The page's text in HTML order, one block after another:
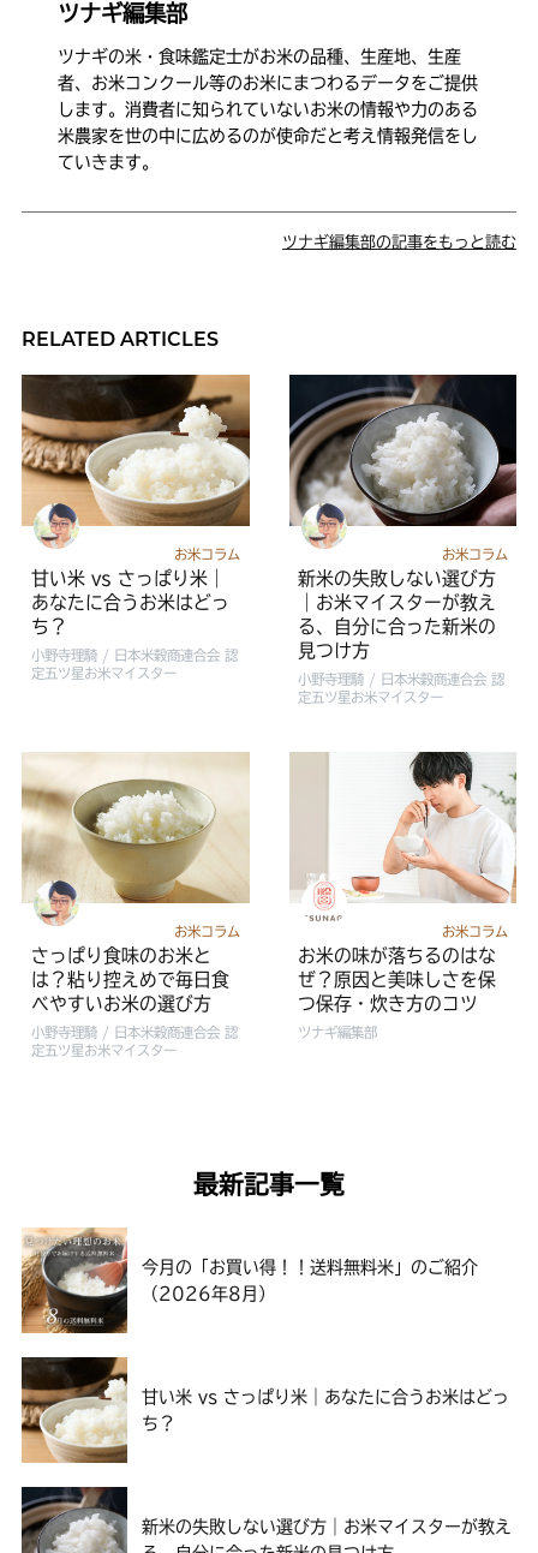
ツナギ編集部
ツナギの米・食味鑑定士がお米の品種、生産地、生産
者、お米コンクール等のお米にまつわるデータをご提供
します。消費者に知られていないお米の情報や力のある
米農家を世の中に広めるのが使命だと考え情報発信をし
ていきます。
ツナギ編集部の記事をもっと読む
RELATED ARTICLES
お米コラム
甘い米 vs さっぱり米｜
あなたに合うお米はどっ
ち？
小野寺理騎 / 日本米穀商連合会 認
定五ツ星お米マイスター
お米コラム
新米の失敗しない選び方
｜お米マイスターが教え
る、自分に合った新米の
見つけ方
小野寺理騎 / 日本米穀商連合会 認
定五ツ星お米マイスター
お米コラム
さっぱり食味のお米と
は？粘り控えめで毎日食
べやすいお米の選び方
小野寺理騎 / 日本米穀商連合会 認
定五ツ星お米マイスター
お米コラム
お米の味が落ちるのはな
ぜ？原因と美味しさを保
つ保存・炊き方のコツ
ツナギ編集部
最新記事一覧
今月の「お買い得！！送料無料米」のご紹介
（2026年8月）
甘い米 vs さっぱり米｜あなたに合うお米はどっ
ち？
新米の失敗しない選び方｜お米マイスターが教え